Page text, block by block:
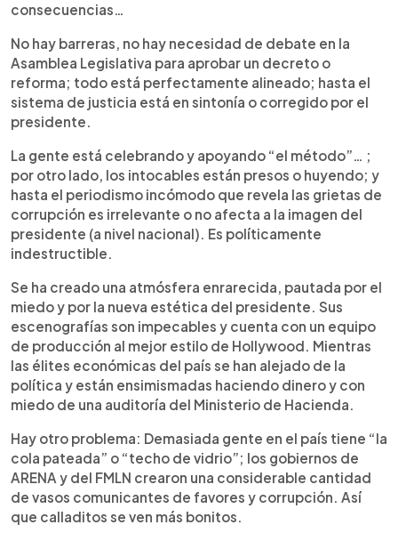
consecuencias…
No hay barreras, no hay necesidad de debate en la
Asamblea Legislativa para aprobar un decreto o
reforma; todo está perfectamente alineado; hasta el
sistema de justicia está en sintonía o corregido por el
presidente.
La gente está celebrando y apoyando “el método”… ;
por otro lado, los intocables están presos o huyendo; y
hasta el periodismo incómodo que revela las grietas de
corrupción es irrelevante o no afecta a la imagen del
presidente (a nivel nacional). Es políticamente
indestructible.
Se ha creado una atmósfera enrarecida, pautada por el
miedo y por la nueva estética del presidente. Sus
escenografías son impecables y cuenta con un equipo
de producción al mejor estilo de Hollywood. Mientras
las élites económicas del país se han alejado de la
política y están ensimismadas haciendo dinero y con
miedo de una auditoría del Ministerio de Hacienda.
Hay otro problema: Demasiada gente en el país tiene “la
cola pateada” o “techo de vidrio”; los gobiernos de
ARENA y del FMLN crearon una considerable cantidad
de vasos comunicantes de favores y corrupción. Así
que calladitos se ven más bonitos.